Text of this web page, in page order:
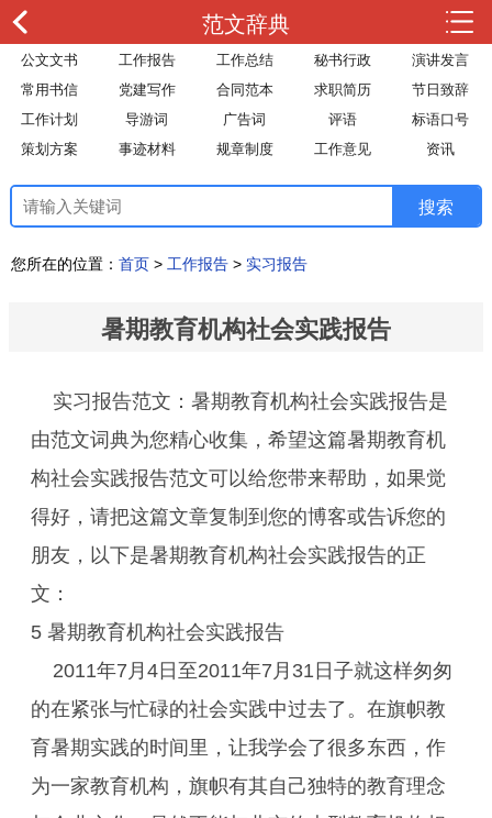
范文辞典
公文文书 工作报告 工作总结 秘书行政
演讲发言
常用书信
党建写作 合同范本 求职简历
节日致辞
工作计划
导游词 广告词 评语
标语口号
策划方案
事迹材料 规章制度 工作意见 资讯
您所在的位置： 首页 > 工作报告 > 实习报告
暑期教育机构社会实践报告
实习报告范文：暑期教育机构社会实践报告是
由范文词典为您精心收集，希望这篇暑期教育机
构社会实践报告范文可以给您带来帮助，如果觉
得好，请把这篇文章复制到您的博客或告诉您的
朋友，以下是暑期教育机构社会实践报告的正
文：
5 暑期教育机构社会实践报告
2011年7月4日至2011年7月31日子就这样匆匆
的在紧张与忙碌的社会实践中过去了。在旗帜教
育暑期实践的时间里，让我学会了很多东西，作
为一家教育机构，旗帜有其自己独特的教育理念